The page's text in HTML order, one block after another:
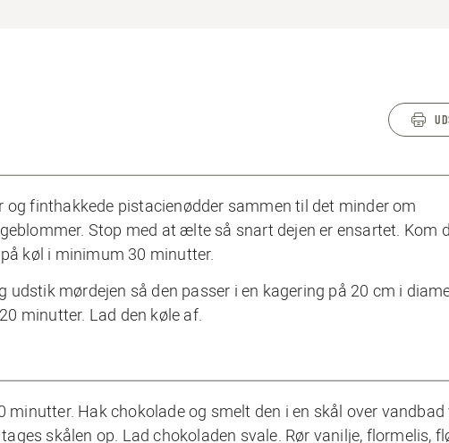
finthakkede pistacienødder sammen til det minder om
Stop med at ælte så snart dejen er ensartet. Kom
køl i minimum 30 minutter.
mørdejen så den passer i en kagering på 20 cm i
minutter. Lad den køle af.
Hak chokolade og smelt den i en skål over vandbad
skålen op. Lad chokoladen svale. Rør vanilje, flormelis,